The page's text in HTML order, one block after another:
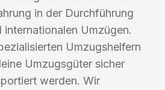
in der Durchführung
Umzügen.
Umzugshelfern
Umzugsgüter sicher
werden. Wir